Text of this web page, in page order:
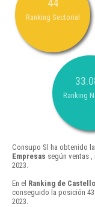
44
Ranking Sectorial
Ranking
Consupo Sl ha obtenido
Empresas según ventas
2023.
En el Ranking de
conseguido la posición
2023.